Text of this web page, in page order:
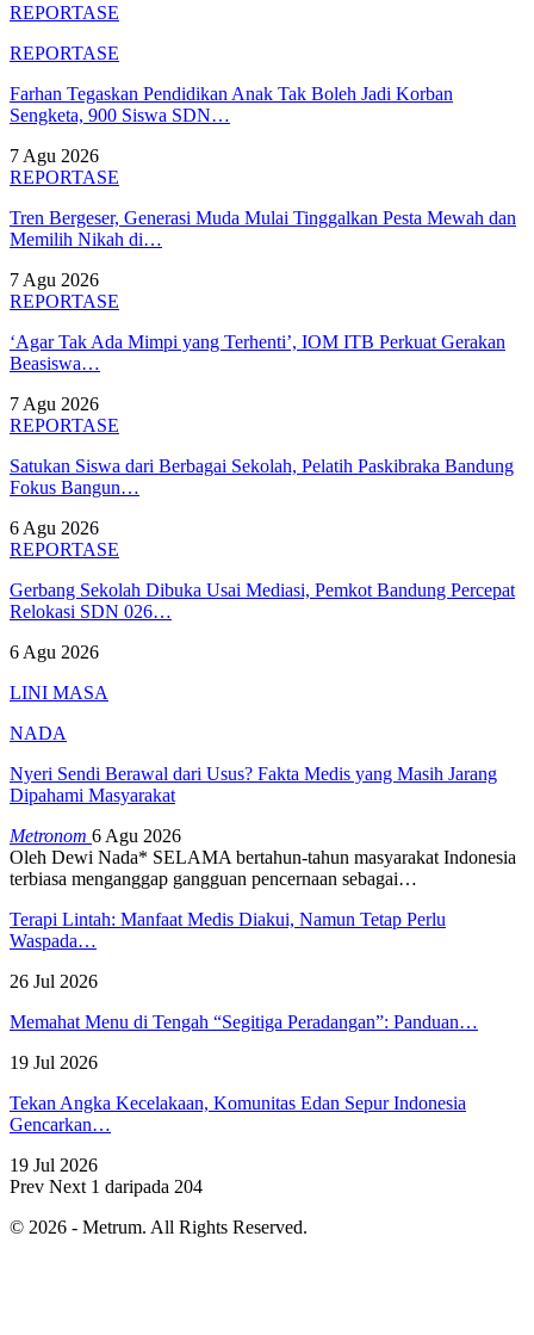
REPORTASE
REPORTASE
Farhan Tegaskan Pendidikan Anak Tak Boleh Jadi Korban
Sengketa, 900 Siswa SDN…
7 Agu 2026
REPORTASE
Tren Bergeser, Generasi Muda Mulai Tinggalkan Pesta Mewah dan
Memilih Nikah di…
7 Agu 2026
REPORTASE
‘Agar Tak Ada Mimpi yang Terhenti’, IOM ITB Perkuat Gerakan
Beasiswa…
7 Agu 2026
REPORTASE
Satukan Siswa dari Berbagai Sekolah, Pelatih Paskibraka Bandung
Fokus Bangun…
6 Agu 2026
REPORTASE
Gerbang Sekolah Dibuka Usai Mediasi, Pemkot Bandung Percepat
Relokasi SDN 026…
6 Agu 2026
LINI MASA
NADA
Nyeri Sendi Berawal dari Usus? Fakta Medis yang Masih Jarang
Dipahami Masyarakat
Metronom 6 Agu 2026
Oleh Dewi Nada* SELAMA bertahun-tahun masyarakat Indonesia
terbiasa menganggap gangguan pencernaan sebagai…
Terapi Lintah: Manfaat Medis Diakui, Namun Tetap Perlu
Waspada…
26 Jul 2026
Memahat Menu di Tengah “Segitiga Peradangan”: Panduan…
19 Jul 2026
Tekan Angka Kecelakaan, Komunitas Edan Sepur Indonesia
Gencarkan…
19 Jul 2026
Prev Next 1 daripada 204
© 2026 - Metrum. All Rights Reserved.